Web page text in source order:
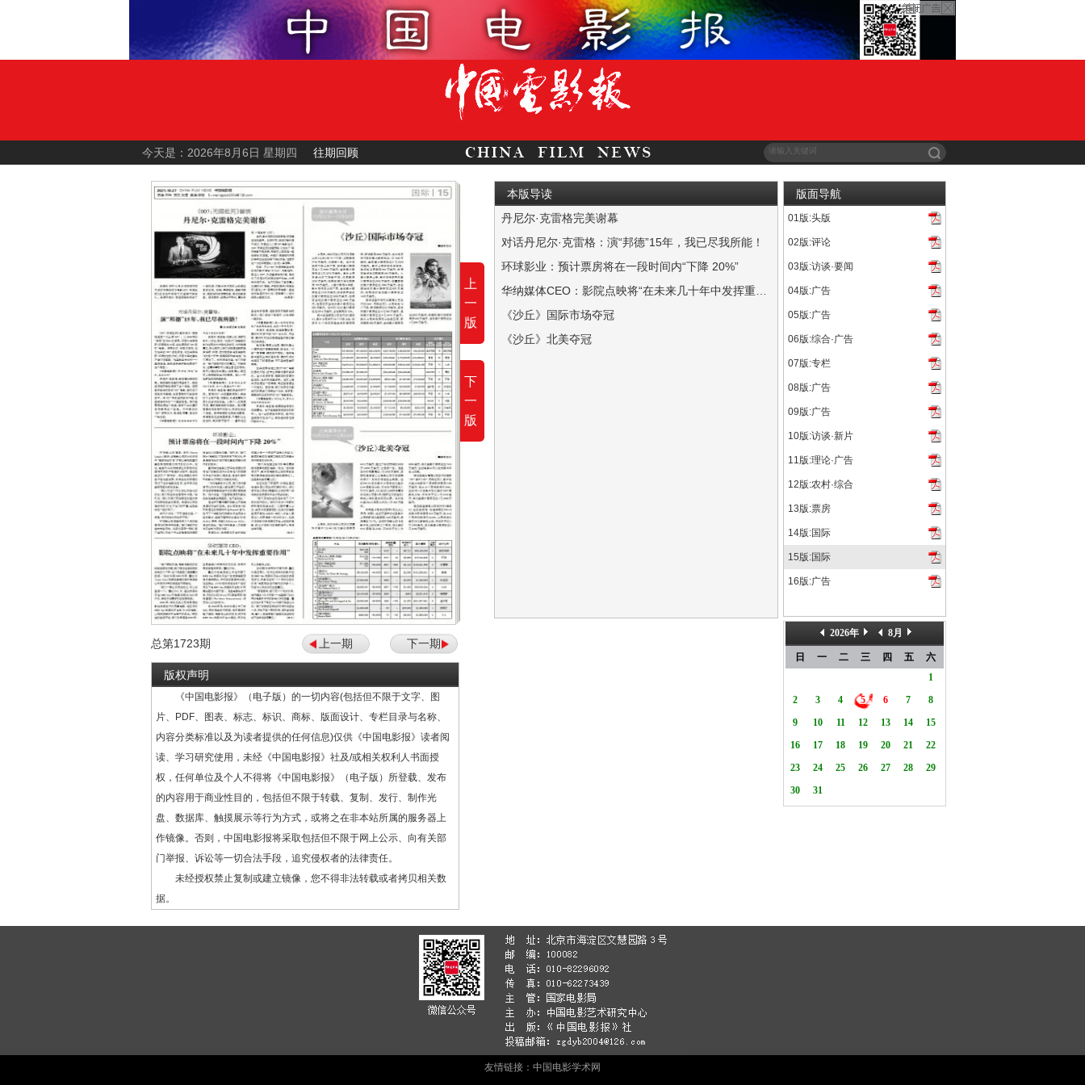
今天是：2026年8月6日 星期四 往期回顾
上
一
版
下
一
版
总第1723期 上一期 下一期
版权声明
《中国电影报》（电子版）的一切内容(包括但不限于文字、图
片、PDF、图表、标志、标识、商标、版面设计、专栏目录与名称、
内容分类标准以及为读者提供的任何信息)仅供《中国电影报》读者阅
读、学习研究使用，未经《中国电影报》社及/或相关权利人书面授
权，任何单位及个人不得将《中国电影报》（电子版）所登载、发布
的内容用于商业性目的，包括但不限于转载、复制、发行、制作光
盘、数据库、触摸展示等行为方式，或将之在非本站所属的服务器上
作镜像。否则，中国电影报将采取包括但不限于网上公示、向有关部
门举报、诉讼等一切合法手段，追究侵权者的法律责任。
未经授权禁止复制或建立镜像，您不得非法转载或者拷贝相关数
据。
本版导读
丹尼尔·克雷格完美谢幕
本报讯 将于10月29日登陆中国内地的好莱坞动作电影《007：无暇赴死》近日在环球城市大道举行首映礼...
对话丹尼尔·克雷格：演“邦德”15年，我已尽我所能！
《007：无暇赴死》是丹尼尔·克雷格最后一次出演“007”。从2006年的“首秀”到2021的谢幕，...
环球影业：预计票房将在一段时间内“下降 20%”
环球影业的唐娜·兰利（Donna Langley）表示，该电影公司的计划评估中“需要很长时间”才能让...
华纳媒体CEO：影院点映将“在未来几十年中发挥重要作用”
“我们学到的是，电影在影院的放映会继续没问题，我们相信这会关系到未来的几十年，它们将是我们最得意的投...
《沙丘》国际市场夺冠
上周末，华纳兄弟公司和传奇影业的《沙丘》在75个市场，收获票房4740万美元，位居第一名。该片在国际...
《沙丘》北美夺冠
上周末，华纳兄弟公司的大预算科幻影片《沙丘》在北美收获票房4010万美元，超过了映前预期的3000万...
版面导航
01版:头版
02版:评论
03版:访谈·要闻
04版:广告
05版:广告
06版:综合·广告
07版:专栏
08版:广告
09版:广告
10版:访谈·新片
11版:理论·广告
12版:农村·综合
13版:票房
14版:国际
15版:国际
16版:广告
友情链接： 中国电影学术网